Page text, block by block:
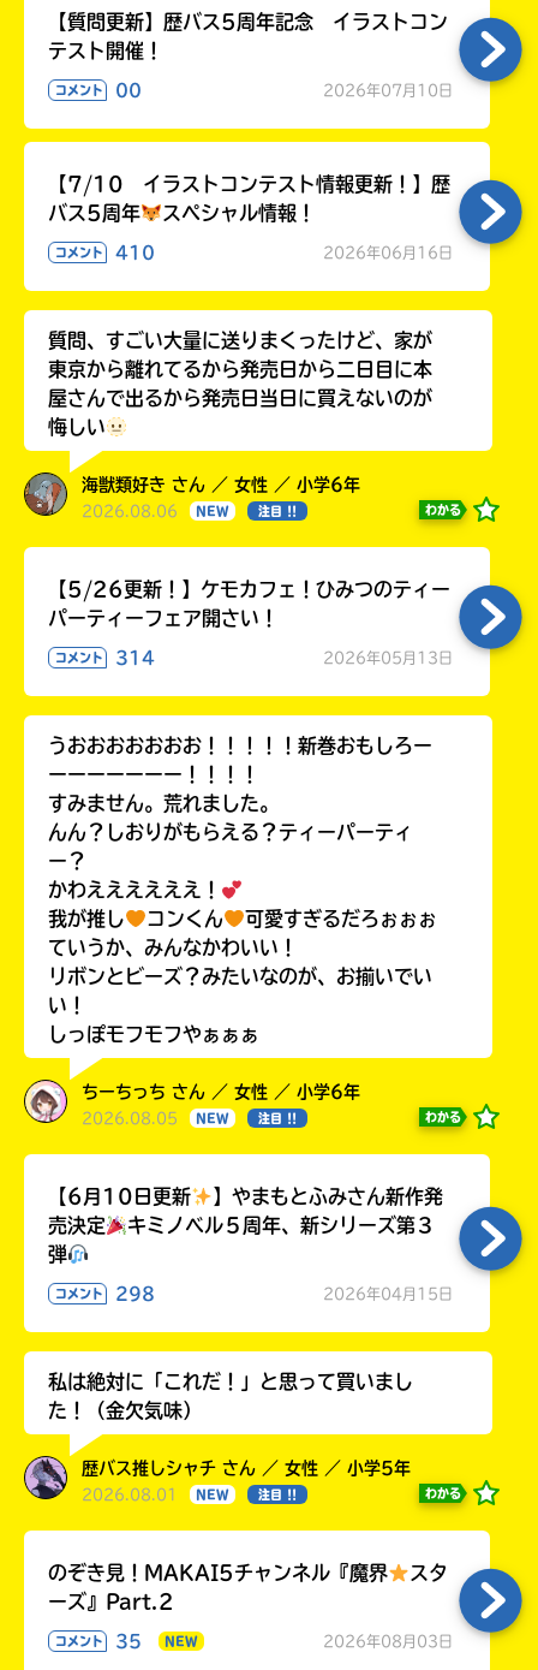
【質問更新】歴バス5周年記念 イラストコン
テスト開催！
コメント 00 2026年07月10日
【7/10 イラストコンテスト情報更新！】歴
バス5周年
スペシャル情報！
コメント 410 2026年06月16日
質問、すごい大量に送りまくったけど、家が
東京から離れてるから発売日から二日目に本
屋さんで出るから発売日当日に買えないのが
悔しい
海獣類好き さん ／ 女性 ／ 小学6年
2026.08.06 NEW 注目 !! わかる
【5/26更新！】ケモカフェ！ひみつのティー
パーティーフェア開さい！
コメント 314 2026年05月13日
うおおおおおおお！！！！！新巻おもしろー
ーーーーーーー！！！！
すみません。荒れました。
んん？しおりがもらえる？ティーパーティ
ー？
かわええええええ！
我が推し
コンくん
可愛すぎるだろぉぉぉ
ていうか、みんなかわいい！
リボンとビーズ？みたいなのが、お揃いでい
い！
しっぽモフモフやぁぁぁ
ちーちっち さん ／ 女性 ／ 小学6年
2026.08.05 NEW 注目 !! わかる
【6月10日更新
】やまもとふみさん新作発
売決定
キミノベル５周年、新シリーズ第３
弾
コメント 298 2026年04月15日
私は絶対に「これだ！」と思って買いまし
た！（金欠気味）
歴バス推しシャチ さん ／ 女性 ／ 小学5年
2026.08.01 NEW 注目 !! わかる
のぞき見！MAKAI5チャンネル『魔界
スタ
ーズ』Part.2
コメント 35 NEW 2026年08月03日